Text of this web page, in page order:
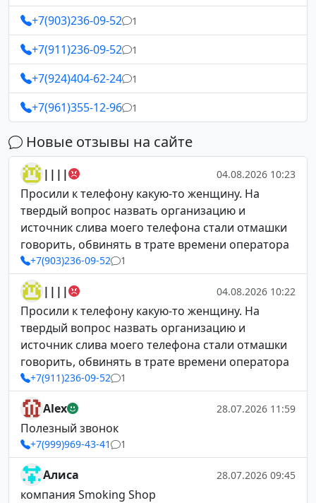
+7(903)236-09-52 1
+7(911)236-09-52 1
+7(924)404-62-24 1
+7(961)355-12-96 1
Новые отзывы на сайте
|||| 04.08.2026 10:23
Просили к телефону какую-то женщину. На
твердый вопрос назвать организацию и
источник слива моего телефона стали отмашки
говорить, обвинять в трате времени оператора
+7(903)236-09-52 1
|||| 04.08.2026 10:22
Просили к телефону какую-то женщину. На
твердый вопрос назвать организацию и
источник слива моего телефона стали отмашки
говорить, обвинять в трате времени оператора
+7(911)236-09-52 1
Alex 28.07.2026 11:59
Полезный звонок
+7(999)969-43-41 1
Алиса 28.07.2026 09:45
компания Smoking Shop